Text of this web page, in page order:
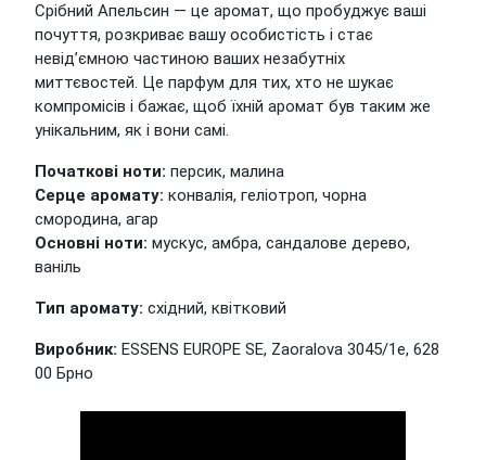
Срібний Апельсин — це аромат, що пробуджує ваші
почуття, розкриває вашу особистість і стає
невід’ємною частиною ваших незабутніх
миттєвостей. Це парфум для тих, хто не шукає
компромісів і бажає, щоб їхній аромат був таким же
унікальним, як і вони самі.
Початкові ноти: персик, малина
Серце аромату: конвалія, геліотроп, чорна
смородина, агар
Основні ноти: мускус, амбра, сандалове дерево,
ваніль
Тип аромату: східний, квітковий
Виробник: ESSENS EUROPE SE, Zaoralova 3045/1e, 628
00 Брно